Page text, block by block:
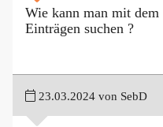
Wie kann man mit dem
Einträgen suchen ?
23.03.2024 von SebD